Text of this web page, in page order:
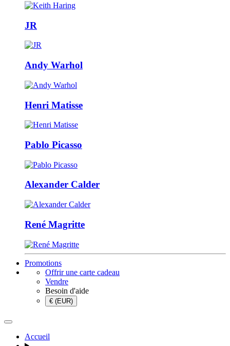
JR
Andy Warhol
Henri Matisse
Pablo Picasso
Alexander Calder
René Magritte
Promotions
Offrir une carte cadeau
Vendre
Besoin d'aide
€ (EUR)
Accueil